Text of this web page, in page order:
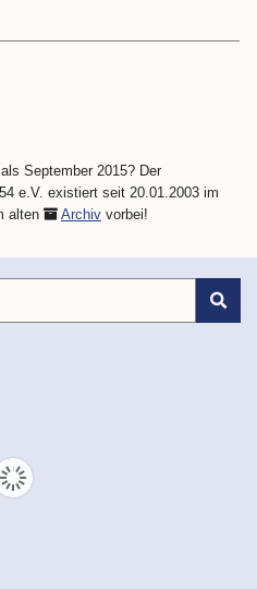
September 2015? Der
e.V. existiert seit 20.01.2003 im
alten
Archiv vorbei!